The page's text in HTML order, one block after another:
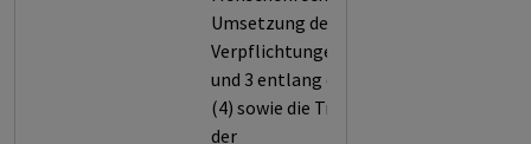
Umsetzung der
Verpflichtungen in Kriterium 2
und 3 entlang der Lieferkette
(4) sowie die Transparenz bei
der